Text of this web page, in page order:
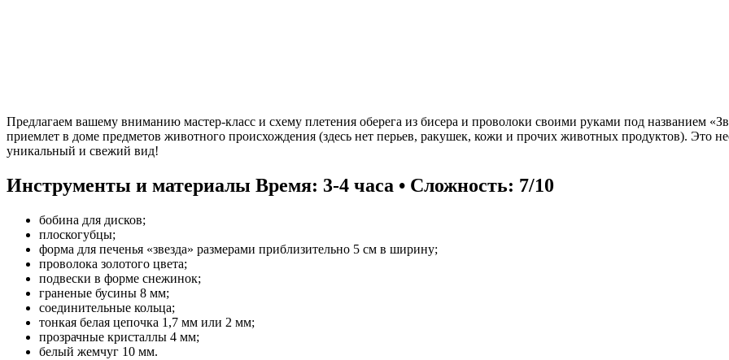
Предлагаем вашему вниманию мастер-класс и схему плетения оберега из бисера и проволоки своими руками под названием
приемлет в доме предметов животного происхождения (здесь нет перьев, ракушек, кожи и прочих животных продуктов). Это
уникальный и свежий вид!
Инструменты и материалы Время: 3-4 часа • Сложность: 7/10
бобина для дисков;
плоскогубцы;
форма для печенья «звезда» размерами приблизительно 5 см в ширину;
проволока золотого цвета;
подвески в форме снежинок;
граненые бусины 8 мм;
соединительные кольца;
тонкая белая цепочка 1,7 мм или 2 мм;
прозрачные кристаллы 4 мм;
белый жемчуг 10 мм.